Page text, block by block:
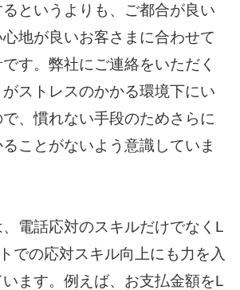
というよりも、ご都合が良い
地が良いお客さまに合わせて
す。弊社にご連絡をいただく
ストレスのかかる環境下にい
、慣れない手段のためさらに
ことがないよう意識していま
電話応対のスキルだけでなくL
での応対スキル向上にも力を入
ます。例えば、お支払金額をL